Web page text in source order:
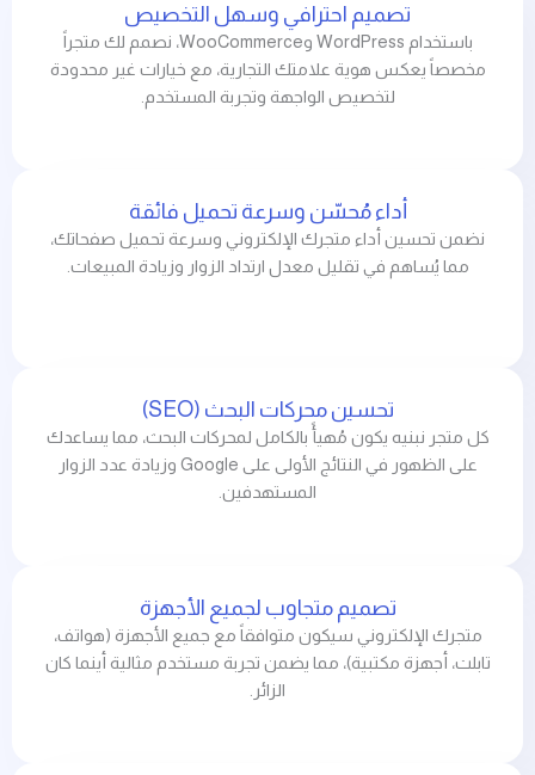
تصميم احترافي وسهل التخصيص
باستخدام WordPress وWooCommerce، نصمم لك متجراً
مخصصاً يعكس هوية علامتك التجارية، مع خيارات غير محدودة
لتخصيص الواجهة وتجربة المستخدم.
أداء مُحسّن وسرعة تحميل فائقة
نضمن تحسين أداء متجرك الإلكتروني وسرعة تحميل صفحاتك،
مما يُساهم في تقليل معدل ارتداد الزوار وزيادة المبيعات.
تحسين محركات البحث (SEO)
كل متجر نبنيه يكون مُهيأً بالكامل لمحركات البحث، مما يساعدك
على الظهور في النتائج الأولى على Google وزيادة عدد الزوار
المستهدفين.
تصميم متجاوب لجميع الأجهزة
متجرك الإلكتروني سيكون متوافقاً مع جميع الأجهزة (هواتف،
تابلت، أجهزة مكتبية)، مما يضمن تجربة مستخدم مثالية أينما كان
الزائر.